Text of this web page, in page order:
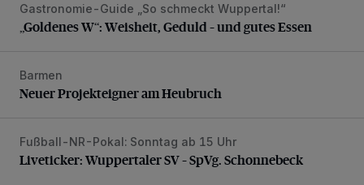
„Goldenes W“: Weisheit, Geduld – und gutes Essen
Gastronomie-Guide „So schmeckt Wuppertal!“
„Goldenes W“: Weisheit, Geduld – und gutes Essen
Neuer Projekteigner am Heubruch
Barmen
Neuer Projekteigner am Heubruch
Liveticker: Wuppertaler SV – SpVg. Schonnebeck
Fußball-NR-Pokal: Sonntag ab 15 Uhr
Liveticker: Wuppertaler SV – SpVg. Schonnebeck